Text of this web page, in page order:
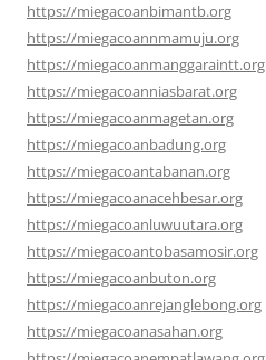
https://miegacoanbimantb.org
https://miegacoannmamuju.org
https://miegacoanmanggaraintt.org
https://miegacoanniasbarat.org
https://miegacoanmagetan.org
https://miegacoanbadung.org
https://miegacoantabanan.org
https://miegacoanacehbesar.org
https://miegacoanluwuutara.org
https://miegacoantobasamosir.org
https://miegacoanbuton.org
https://miegacoanrejanglebong.org
https://miegacoanasahan.org